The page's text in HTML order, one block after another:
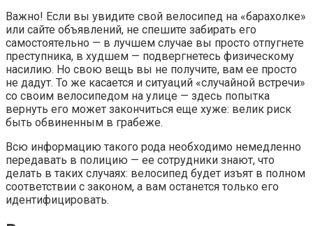
Важно! Если вы увидите свой велосипед на «барахолке»
или сайте объявлений, не спешите забирать его
самостоятельно — в лучшем случае вы просто отпугнете
преступника, в худшем — подвергнетесь физическому
насилию. Но свою вещь вы не получите, вам ее просто
не дадут. То же касается и ситуаций «случайной встречи»
со своим велосипедом на улице — здесь попытка
вернуть его может закончиться еще хуже: велик риск
быть обвиненным в грабеже.
Всю информацию такого рода необходимо немедленно
передавать в полицию — ее сотрудники знают, что
делать в таких случаях: велосипед будет изъят в полном
соответствии с законом, а вам останется только его
идентифицировать.